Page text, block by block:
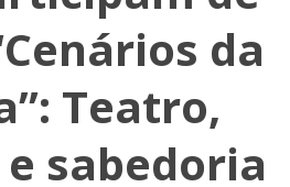
da
Teatro,
sabedoria